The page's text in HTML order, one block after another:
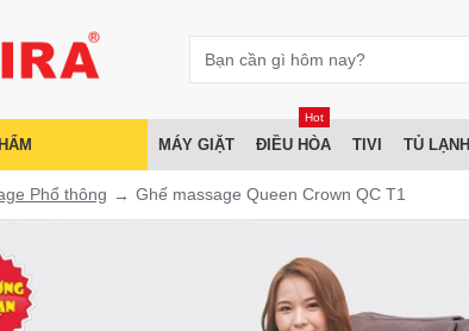
MÁY GIẶT ĐIỀU HÒA
Hot
TIVI TỦ LẠNH
Phổ thông Ghế massage Queen Crown QC T1